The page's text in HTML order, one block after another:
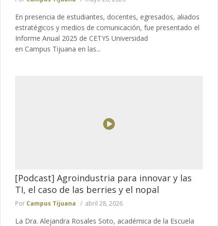
En presencia de estudiantes, docentes, egresados, aliados
estratégicos y medios de comunicación, fue presentado el
Informe Anual 2025 de CETYS Universidad
en Campus Tijuana en las...
[Podcast] Agroindustria para innovar y las
TI, el caso de las berries y el nopal
Por Campus Tijuana abril 28, 2026
La Dra. Alejandra Rosales Soto, académica de la Escuela